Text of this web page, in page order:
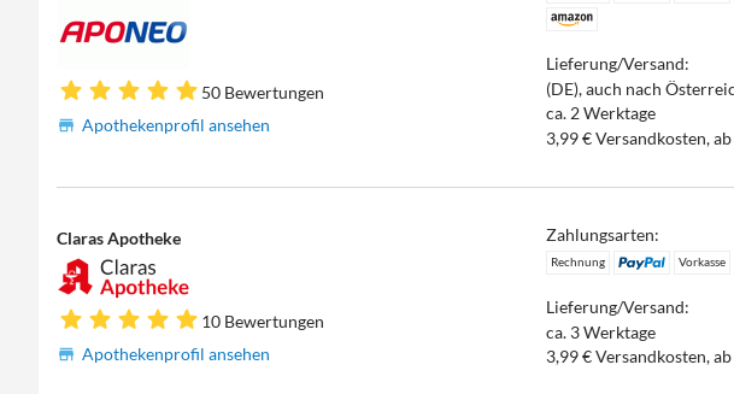
50 Bewertungen
Apothekenprofil ansehen
Lieferung/Versand:
(DE), auch nach
ca. 2 Werktage
3,99 € Versandkosten,
Claras Apotheke
10 Bewertungen
Apothekenprofil ansehen
Zahlungsarten:
Rechnung Vorkasse
Lieferung/Versand:
ca. 3 Werktage
3,99 € Versandkosten,